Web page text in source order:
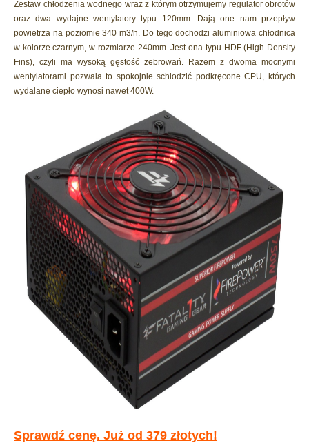
Zestaw chłodzenia wodnego wraz z którym otrzymujemy regulator obrotów
oraz dwa wydajne wentylatory typu 120mm. Dają one nam przepływ
powietrza na poziomie 340 m3/h. Do tego dochodzi aluminiowa chłodnica
w kolorze czarnym, w rozmiarze 240mm. Jest ona typu HDF (High Density
Fins), czyli ma wysoką gęstość żebrowań. Razem z dwoma mocnymi
wentylatorami pozwala to spokojnie schłodzić podkręcone CPU, których
wydalane ciepło wynosi nawet 400W.
Sprawdź cenę. Już od 379 złotych!